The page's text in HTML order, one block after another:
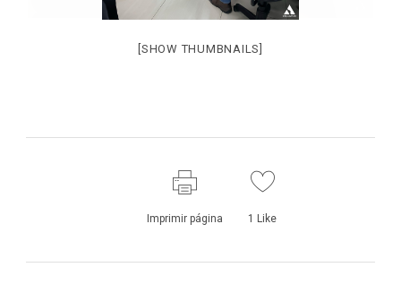
[SHOW THUMBNAILS]
Imprimir página 1 Like